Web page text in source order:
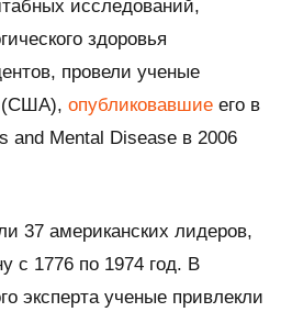
исследований,
здоровья
провели ученые
(США), опубликовавшие его в
and Mental Disease в 2006
37 американских лидеров,
с 1776 по 1974 год. В
эксперта ученые привлекли